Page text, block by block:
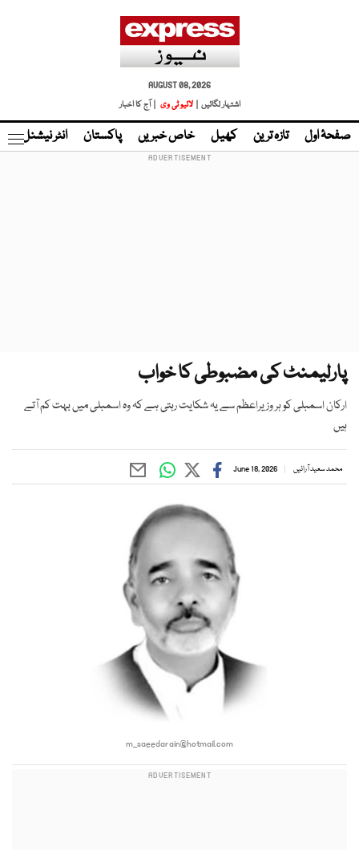
AUGUST 08, 2026
اشتہار لگائیں |
لائیو ٹی وی | آج کا اخبار
صفحۂ اول تازہ ترین کھیل خاص خبریں پاکستان انٹر نیشنل
پارلیمنٹ کی مضبوطی کا خواب
ارکان اسمبلی کو ہر وزیراعظم سے یہ شکایت رہتی ہے کہ وہ اسمبلی میں بہت کم آتے
ہیں
محمد سعید آرائیں June 18, 2026
m_saeedarain@hotmail.com